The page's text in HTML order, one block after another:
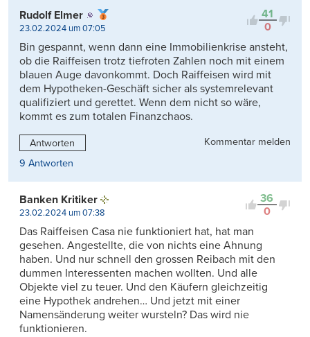
41
0
Rudolf Elmer
23.02.2024 um 07:05
Bin gespannt, wenn dann eine Immobilienkrise ansteht,
ob die Raiffeisen trotz tiefroten Zahlen noch mit einem
blauen Auge davonkommt. Doch Raiffeisen wird mit
dem Hypotheken-Geschäft sicher als systemrelevant
qualifiziert und gerettet. Wenn dem nicht so wäre,
kommt es zum totalen Finanzchaos.
Antworten
Kommentar melden
9 Antworten
36
0
Banken Kritiker
23.02.2024 um 07:38
Das Raiffeisen Casa nie funktioniert hat, hat man
gesehen. Angestellte, die von nichts eine Ahnung
haben. Und nur schnell den grossen Reibach mit den
dummen Interessenten machen wollten. Und alle
Objekte viel zu teuer. Und den Käufern gleichzeitig
eine Hypothek andrehen… Und jetzt mit einer
Namensänderung weiter wursteln? Das wird nie
funktionieren.